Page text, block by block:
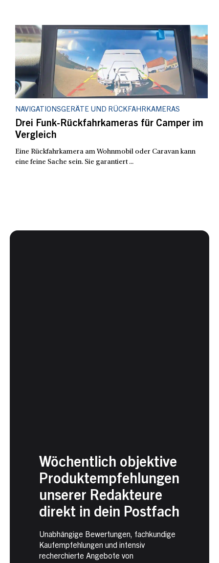
NAVIGATIONSGERÄTE UND RÜCKFAHRKAMERAS
Drei Funk-Rückfahrkameras für Camper im
Vergleich
Eine Rückfahrkamera am Wohnmobil oder Caravan kann
eine feine Sache sein. Sie garantiert ...
Wöchentlich objektive
Produktempfehlungen
unserer Redakteure
direkt in dein Postfach
Unabhängige Bewertungen, fachkundige
Kaufempfehlungen und intensiv
recherchierte Angebote von